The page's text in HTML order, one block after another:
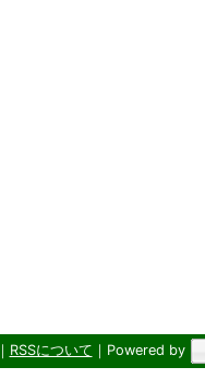
RSSについて ｜Powered by